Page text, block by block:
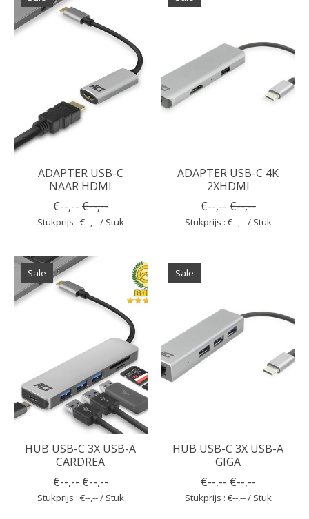
ADAPTER USB-C
NAAR HDMI
€--,-- €--,--
Stukprijs : €--,-- / Stuk
ADAPTER USB-C 4K
2XHDMI
€--,-- €--,--
Stukprijs : €--,-- / Stuk
Sale
HUB USB-C 3X USB-A
CARDREA
€--,-- €--,--
Stukprijs : €--,-- / Stuk
Sale
HUB USB-C 3X USB-A
GIGA
€--,-- €--,--
Stukprijs : €--,-- / Stuk